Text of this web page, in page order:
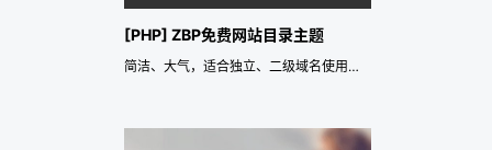
[PHP] ZBP免费网站目录主题
简洁、大气，适合独立、二级域名使用搭建网站目录网站使用。